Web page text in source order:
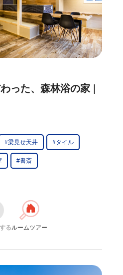
った、森林浴の家
#梁見せ天井 #タイル
#書斎
るルームツアー